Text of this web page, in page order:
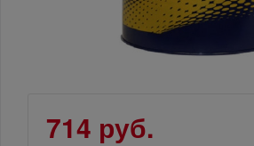
714 руб.